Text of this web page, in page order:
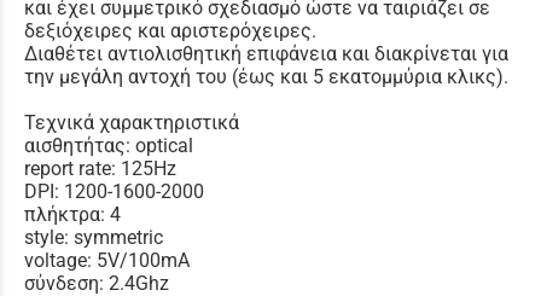
και έχει συμμετρικό σχεδιασμό ώστε να ταιριάζει σε
δεξιόχειρες και αριστερόχειρες.
Διαθέτει αντιολισθητική επιφάνεια και διακρίνεται για
την μεγάλη αντοχή του (έως και 5 εκατομμύρια κλικς).
Τεχνικά χαρακτηριστικά
αισθητήτας: optical
report rate: 125Hz
DPI: 1200-1600-2000
πλήκτρα: 4
style: symmetric
voltage: 5V/100mA
σύνδεση: 2.4Ghz